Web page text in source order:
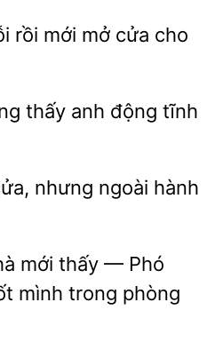
rồi mới mở
cho
thấy
động tĩnh
nhưng ngoài hành
mới
— Phó
mình trong phòng